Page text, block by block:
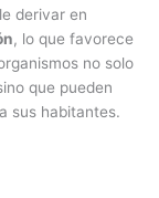
derivar en
, lo que favorece
no solo
que pueden
sus habitantes.